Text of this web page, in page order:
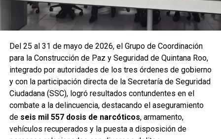
Entre las acciones destacadas se encuentran detenciones
relevantes en
Benito Juárez, Lázaro Cárdenas y Tulum
Del 25 al 31 de mayo de 2026, el Grupo de Coordinación
para la Construcción de Paz y Seguridad de Quintana Roo,
integrado por autoridades de los tres órdenes de gobierno
y con la participación directa de la Secretaría de Seguridad
Ciudadana (SSC), logró resultados contundentes en el
combate a la delincuencia, destacando el aseguramiento
de seis mil 557 dosis de narcóticos, armamento,
vehículos recuperados y la puesta a disposición de